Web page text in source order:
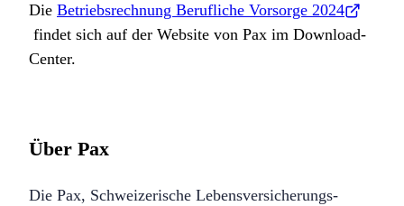
Die Betriebsrechnung Berufliche Vorsorge 2024
findet sich auf der Website von Pax im Download-
Center.
Über Pax
Die Pax, Schweizerische Lebensversicherungs-